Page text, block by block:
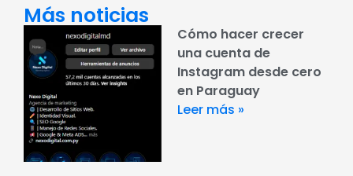
Más noticias
Cómo hacer crecer
una cuenta de
Instagram desde cero
en Paraguay
Leer más »